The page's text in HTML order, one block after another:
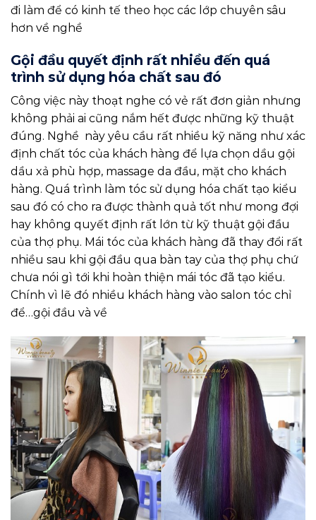
đi làm để có kinh tế theo học các lớp chuyên sâu
hơn về nghề
Gội đầu quyết định rất nhiều đến quá
trình sử dụng hóa chất sau đó
Công việc này thoạt nghe có vẻ rất đơn giản nhưng
không phải ai cũng nắm hết được những kỹ thuật
đúng. Nghề này yêu cầu rất nhiều kỹ năng như xác
định chất tóc của khách hàng để lựa chọn dầu gội
dầu xả phù hợp, massage da đầu, mặt cho khách
hàng. Quá trình làm tóc sử dụng hóa chất tạo kiểu
sau đó có cho ra được thành quả tốt như mong đợi
hay không quyết định rất lớn từ kỹ thuật gội đầu
của thợ phụ. Mái tóc của khách hàng đã thay đổi rất
nhiều sau khi gội đầu qua bàn tay của thợ phụ chứ
chưa nói gì tới khi hoàn thiện mái tóc đã tạo kiểu.
Chính vì lẽ đó nhiều khách hàng vào salon tóc chỉ
để…gội đầu và về